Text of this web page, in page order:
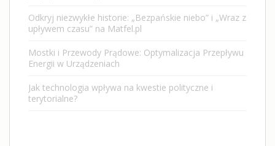
Odkryj niezwykłe historie: „Bezpańskie niebo” i „Wraz z
upływem czasu” na Matfel.pl
Mostki i Przewody Prądowe: Optymalizacja Przepływu
Energii w Urządzeniach
Jak technologia wpływa na kwestie polityczne i
terytorialne?